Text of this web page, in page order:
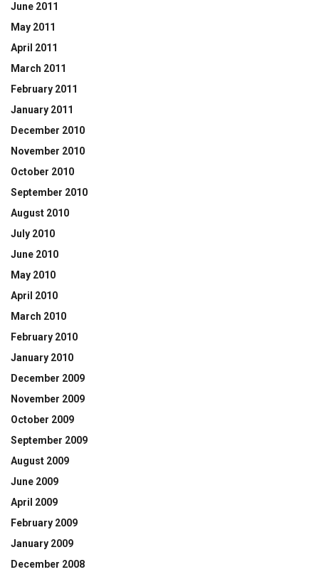
June 2011
May 2011
April 2011
March 2011
February 2011
January 2011
December 2010
November 2010
October 2010
September 2010
August 2010
July 2010
June 2010
May 2010
April 2010
March 2010
February 2010
January 2010
December 2009
November 2009
October 2009
September 2009
August 2009
June 2009
April 2009
February 2009
January 2009
December 2008